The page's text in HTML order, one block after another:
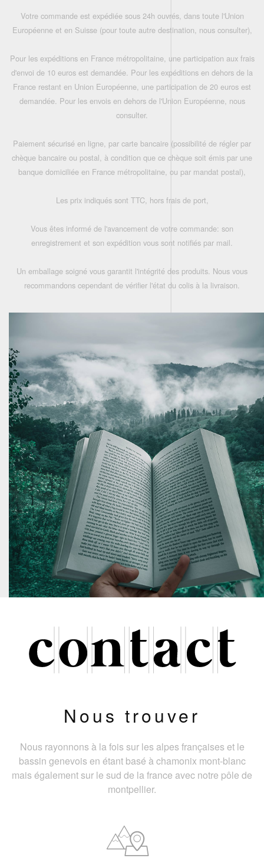
Votre commande est expédiée sous 24h ouvrés, dans toute l'Union
Européenne et en Suisse (pour toute autre destination, nous consulter),
Pour les expéditions en France métropolitaine, une participation aux frais
d'envoi de 10 euros est demandée. Pour les expéditions en dehors de la
France restant en Union Européenne, une participation de 20 euros est
demandée. Pour les envois en dehors de l'Union Européenne, nous
consulter.
Paiement sécurisé en ligne, par carte bancaire (possibilité de régler par
chèque bancaire ou postal, à condition que ce chèque soit émis par une
banque domiciliée en France métropolitaine, ou par mandat postal),
Les prix indiqués sont TTC, hors frais de port,
Vous êtes informé de l'avancement de votre commande: son
enregistrement et son expédition vous sont notifiés par mail.
Un emballage soigné vous garantit l'intégrité des produits. Nous vous
recommandons cependant de vérifier l'état du colis à la livraison.
Nous trouver
Nous rayonnons à la fois sur les alpes françaises et le
bassin genevois en étant basé à chamonix mont-blanc
mais également sur le sud de la france avec notre pôle de
montpellier.